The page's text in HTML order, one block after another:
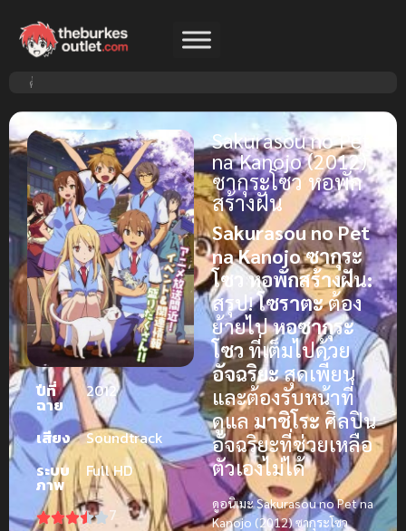
ปีที่
ฉาย
2012
เสียง
Soundtrack
ระบบ
ภาพ
Full HD
7
Sakurasou no Pet
na Kanojo (2012)
ซากุระโซว หอพัก
สร้างฝัน
Sakurasou no Pet
na Kanojo ซากุระ
โซว หอพักสร้างฝัน:
สรุป!โซราตะต้อง
ย้ายไปหอซากุระ
โซว ที่เต็มไปด้วย
อัจฉริยะสุดเพี้ยน
และต้องรับหน้าที่
ดูแล มาชิโระศิลปิน
อัจฉริยะที่ช่วยเหลือ
ตัวเองไม่ได้
ดูอนิเมะ Sakurasou no Pet na
Kanojo (2012) ซากุระโซว